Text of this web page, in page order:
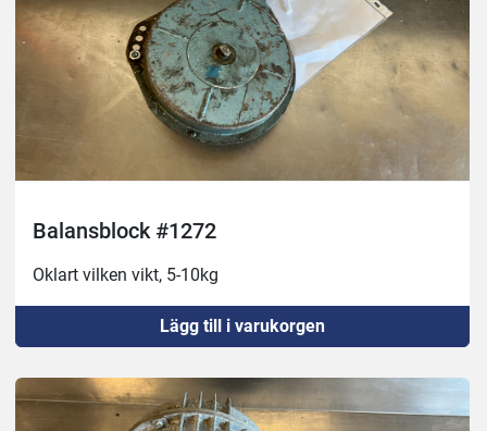
Balansblock #1272
Oklart vilken vikt, 5-10kg
Lägg till i varukorgen